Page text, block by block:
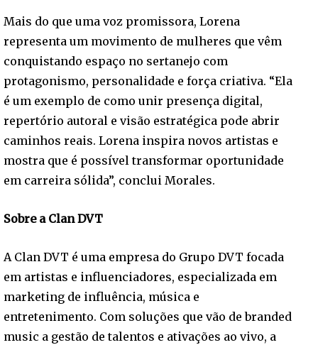
Mais do que uma voz promissora, Lorena
representa um movimento de mulheres que vêm
conquistando espaço no sertanejo com
protagonismo, personalidade e força criativa. “Ela
é um exemplo de como unir presença digital,
repertório autoral e visão estratégica pode abrir
caminhos reais. Lorena inspira novos artistas e
mostra que é possível transformar oportunidade
em carreira sólida”, conclui Morales.
Sobre a Clan DVT
A Clan DVT é uma empresa do Grupo DVT focada
em artistas e influenciadores, especializada em
marketing de influência, música e
entretenimento. Com soluções que vão de branded
music a gestão de talentos e ativações ao vivo, a